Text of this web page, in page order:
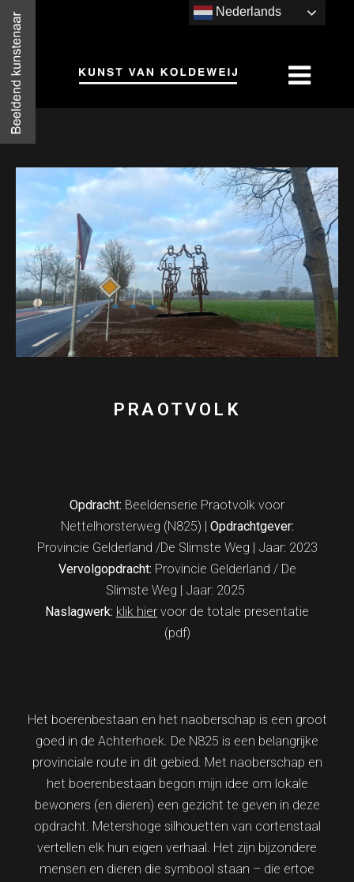
PRAOTVOLK
Opdracht: Beeldenserie Praotvolk voor
Nettelhorsterweg (N825) | Opdrachtgever:
Provincie Gelderland /De Slimste Weg | Jaar: 2023
Vervolgopdracht: Provincie Gelderland / De
Slimste Weg | Jaar: 2025
Naslagwerk: klik hier voor de totale presentatie
(pdf)
Het boerenbestaan en het naoberschap is een groot
goed in de Achterhoek. De N825 is een belangrijke
provinciale route in dit gebied. Met naoberschap en
het boerenbestaan begon mijn idee om lokale
bewoners (en dieren) een gezicht te geven in deze
opdracht. Metershoge silhouetten van cortenstaal
vertellen elk hun eigen verhaal. Het zijn bijzondere
mensen en dieren die symbool staan – die ertoe
Nederlands